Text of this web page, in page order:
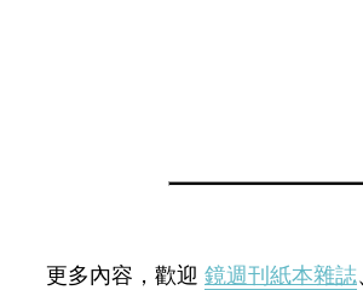
更多內容，歡迎 鏡週刊紙本雜誌、